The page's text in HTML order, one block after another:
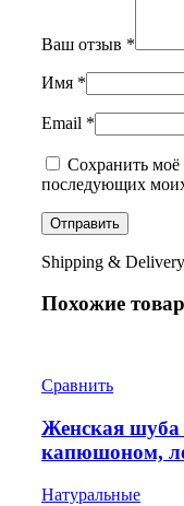
Ваш отзыв *
Имя *
Email *
Сохранить моё
последующих
Shipping & Delivery
Похожие
Сравнить
Женская шуба
капюшоном,
Натуральные